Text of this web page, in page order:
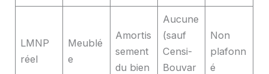
LMNP
réel
Meublé
e
Amortis
sement
du bien
Aucune
(sauf
Censi-
Bouvar
Non
plafonn
é